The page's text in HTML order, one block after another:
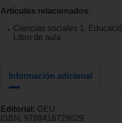
Artículos relacionados:
Ciencias sociales 1.
Libro de aula
Información adicional
Editorial: GEU
ISBN: 9788416729029